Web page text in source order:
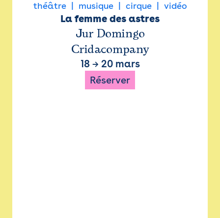
théâtre musique cirque vidéo
La femme des astres
Jur Domingo
Cridacompany
18 → 20 mars
Réserver